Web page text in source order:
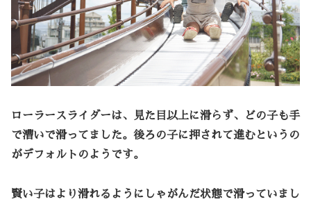
ローラースライダーは、見た目以上に滑らず、どの子も手
で漕いで滑ってました。後ろの子に押されて進むというの
がデフォルトのようです。
賢い子はより滑れるようにしゃがんだ状態で滑っていまし